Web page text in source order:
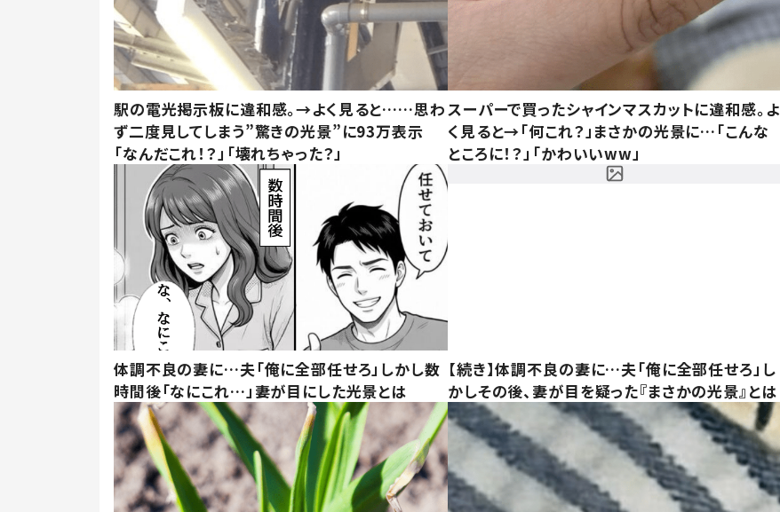
駅の電光掲示板に違和感。→よく見ると……思わ
ず二度見してしまう”驚きの光景”に93万表示
「なんだこれ！？」「壊れちゃった？」
スーパーで買ったシャインマスカットに違和感。よ
く見ると→「何これ？」まさかの光景に…「こんな
ところに！？」「かわいいww」
体調不良の妻に…夫「俺に全部任せろ」しかし数
時間後「なにこれ…」妻が目にした光景とは
【続き】体調不良の妻に…夫「俺に全部任せろ」し
かしその後、妻が目を疑った『まさかの光景』とは